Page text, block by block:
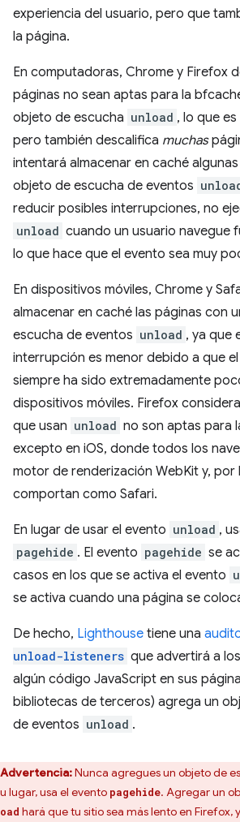
experiencia del usuario, pero que
la página.
En computadoras, Chrome y Firefox
páginas no sean aptas para la
objeto de escucha unload , lo que
pero también descalifica muchas
intentará almacenar en caché
objeto de escucha de eventos
reducir posibles interrupciones, no
unload cuando un usuario navegue
lo que hace que el evento sea muy
En dispositivos móviles, Chrome y
almacenar en caché las páginas con
escucha de eventos unload , ya que
interrupción es menor debido a que
siempre ha sido extremadamente
dispositivos móviles. Firefox
que usan unload no son aptas para
excepto en iOS, donde todos los
motor de renderización WebKit y, por
comportan como Safari.
En lugar de usar el evento unload ,
pagehide . El evento pagehide se
casos en los que se activa el evento
se activa cuando una página se
De hecho, Lighthouse tiene una
unload-listeners que advertirá a
algún código JavaScript en sus
bibliotecas de terceros) agrega un
de eventos unload .
Advertencia:Nunca agregues un objeto de
lugar, usa el evento pagehide. Agregar un
hará que tu sitio sea más lento en Firefox,